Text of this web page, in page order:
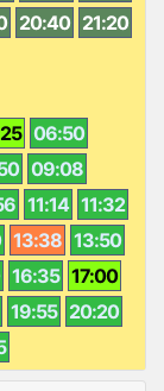
20:40 21:20
06:50
09:08
11:14 11:32
13:38 13:50
16:35 17:00
19:55 20:20